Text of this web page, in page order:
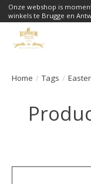
Onze webshop is
winkels te Brugge en
Home / Tags / Easter